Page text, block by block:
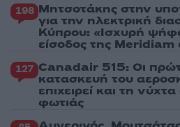
198 Μητσοτάκης στην
για την ηλεκτρική
Κύπρου: «Ισχυρή
είσοδος της Meridiam
127 Canadair 515: Οι
κατασκευή του
επιχειρεί και τη
φωτιάς